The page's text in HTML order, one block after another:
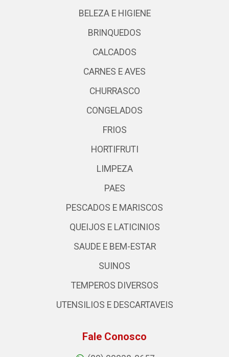
BELEZA E HIGIENE
BRINQUEDOS
CALCADOS
CARNES E AVES
CHURRASCO
CONGELADOS
FRIOS
HORTIFRUTI
LIMPEZA
PAES
PESCADOS E MARISCOS
QUEIJOS E LATICINIOS
SAUDE E BEM-ESTAR
SUINOS
TEMPEROS DIVERSOS
UTENSILIOS E DESCARTAVEIS
Fale Conosco